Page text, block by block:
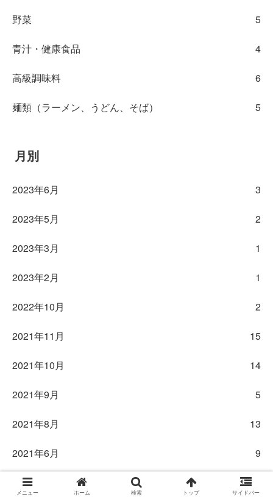
野菜 5
青汁・健康食品 4
高級調味料 6
麺類（ラーメン、うどん、そば） 5
月別
2023年6月 3
2023年5月 2
2023年3月 1
2023年2月 1
2022年10月 2
2021年11月 15
2021年10月 14
2021年9月 5
2021年8月 13
2021年6月 9
2021年5月
メニュー ホーム 検索 トップ サイドバー